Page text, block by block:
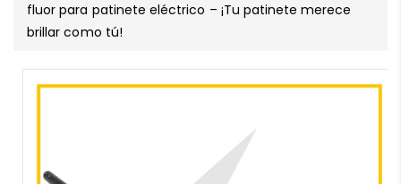
fluor para patinete eléctrico – ¡Tu patinete merece
brillar como tú!
A La